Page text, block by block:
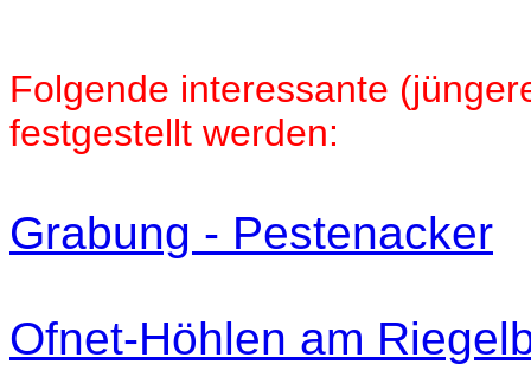
Folgende interessante
festgestellt werden:
Grabung - Pestenacker
Ofnet-Höhlen am